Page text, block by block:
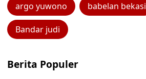
argo yuwono babelan bekasi
Bandar judi
Berita Populer